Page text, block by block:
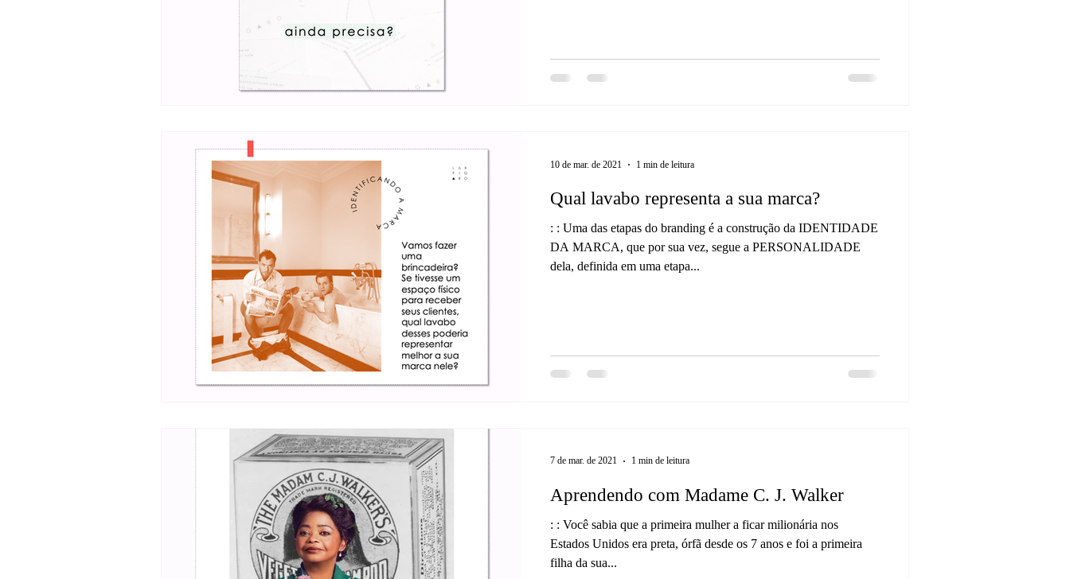
Qual lavabo representa a sua marca?
: : Uma das etapas do branding é a construção da IDENTIDADE
DA MARCA, que por sua vez, segue a PERSONALIDADE
dela, definida em uma etapa...
10 de mar. de 2021 1 min de leitura
Aprendendo com Madame C. J. Walker
: : Você sabia que a primeira mulher a ficar milionária nos
Estados Unidos era preta, órfã desde os 7 anos e foi a primeira
filha da sua...
7 de mar. de 2021 1 min de leitura